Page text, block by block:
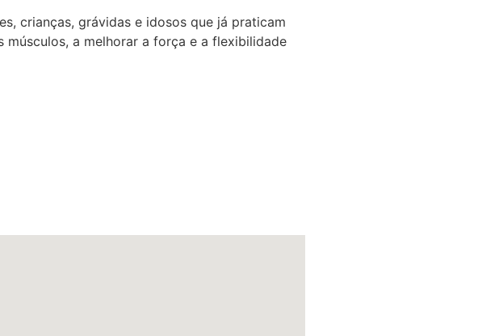
crianças, grávidas e idosos que já praticam
a melhorar a força e a flexibilidade